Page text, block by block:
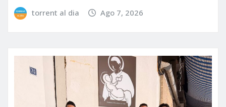
torrent al dia Ago 7, 2026